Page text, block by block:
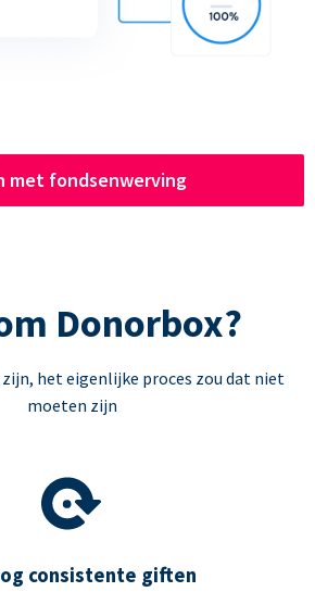
met fondsenwerving
Donorbox?
het eigenlijke proces zou dat niet
moeten zijn
consistente giften